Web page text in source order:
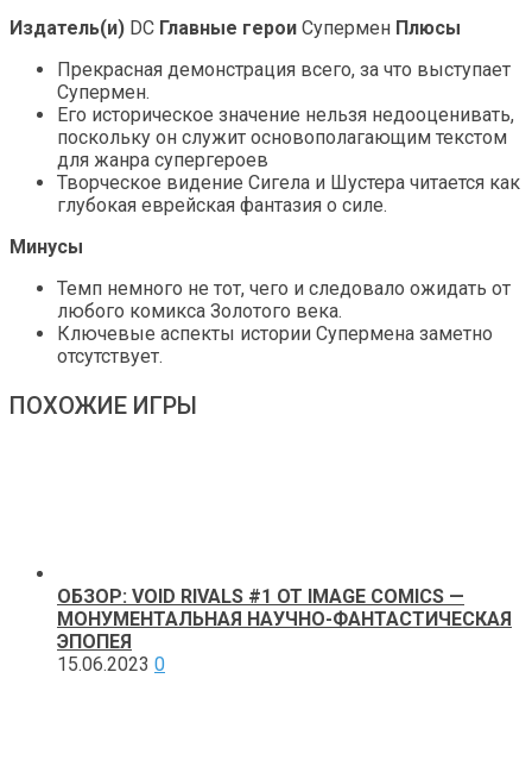
Издатель(и) DC Главные герои Супермен Плюсы
Прекрасная демонстрация всего, за что выступает
Супермен.
Его историческое значение нельзя недооценивать,
поскольку он служит основополагающим текстом
для жанра супергероев
Творческое видение Сигела и Шустера читается как
глубокая еврейская фантазия о силе.
Минусы
Темп немного не тот, чего и следовало ожидать от
любого комикса Золотого века.
Ключевые аспекты истории Супермена заметно
отсутствует.
ПОХОЖИЕ ИГРЫ
ОБЗОР: VOID RIVALS #1 ОТ IMAGE COMICS —
МОНУМЕНТАЛЬНАЯ НАУЧНО-ФАНТАСТИЧЕСКАЯ
ЭПОПЕЯ
15.06.2023 0